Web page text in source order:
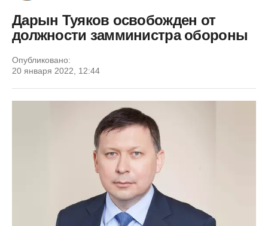
Дарын Туяков освобожден от
должности замминистра обороны
Опубликовано:
20 января 2022, 12:44